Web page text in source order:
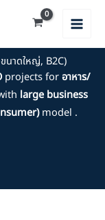
นาดใหญ่, B2C)
projects forอาหาร/
large business
model .